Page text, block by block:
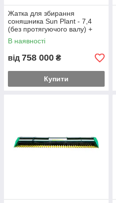
Жатка для збирання
соняшника Sun Plant - 7,4
(без протягуючого валу) +
рамка
В наявності
від 758 000 ₴
Купити